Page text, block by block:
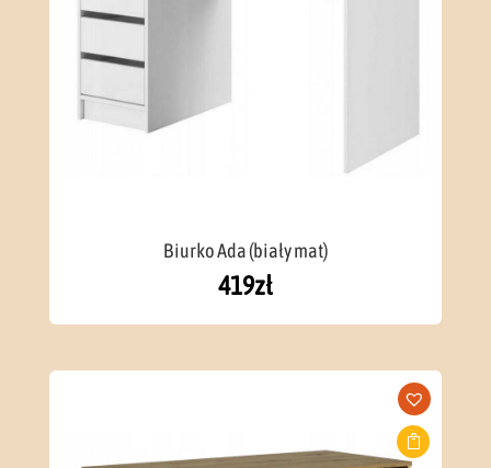
Biurko Ada (biały mat)
419zł